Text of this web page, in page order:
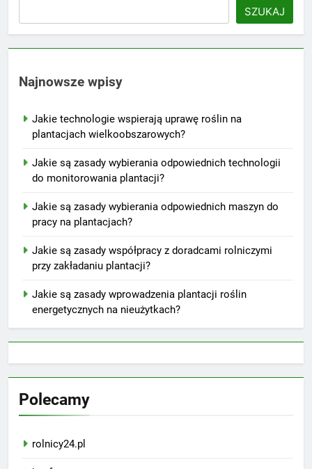
SZUKAJ
Najnowsze wpisy
Jakie technologie wspierają uprawę roślin na
plantacjach wielkoobszarowych?
Jakie są zasady wybierania odpowiednich technologii
do monitorowania plantacji?
Jakie są zasady wybierania odpowiednich maszyn do
pracy na plantacjach?
Jakie są zasady współpracy z doradcami rolniczymi
przy zakładaniu plantacji?
Jakie są zasady wprowadzenia plantacji roślin
energetycznych na nieużytkach?
Polecamy
rolnicy24.pl